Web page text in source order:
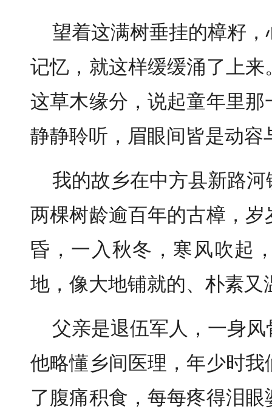
望着这满树垂挂的樟籽
记忆，就这样缓缓涌了上
这草木缘分，说起童年里
静静聆听，眉眼间皆是动容
我的故乡在中方县新路
两棵树龄逾百年的古樟，
昏，一入秋冬，寒风吹起
地，像大地铺就的、朴素又
父亲是退伍军人，一身
他略懂乡间医理，年少时
了腹痛积食，每每疼得泪